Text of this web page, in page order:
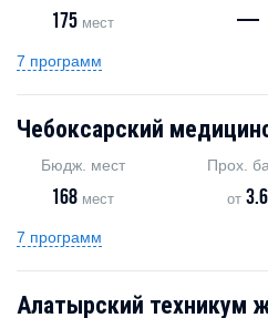
175 мест —
7 программ
Чебоксарский
Бюдж. мест
168 мест
Прох.
от3.6
7 программ
Алатырский техникум